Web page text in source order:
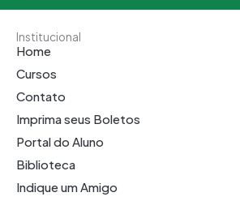
Institucional
Home
Cursos
Contato
Imprima seus Boletos
Portal do Aluno
Biblioteca
Indique um Amigo